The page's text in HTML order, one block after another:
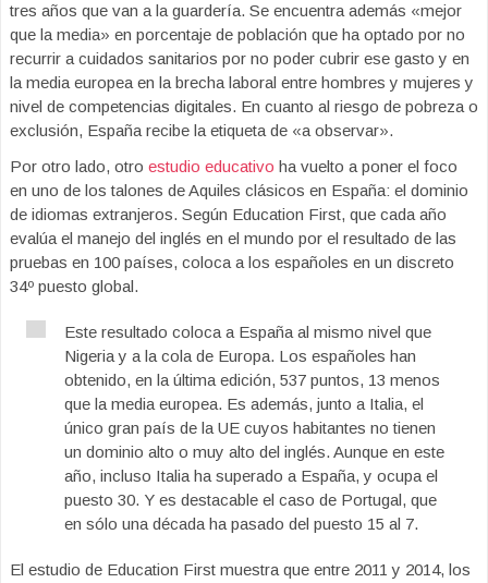
tres años que van a la guardería. Se encuentra además «mejor
que la media» en porcentaje de población que ha optado por no
recurrir a cuidados sanitarios por no poder cubrir ese gasto y en
la media europea en la brecha laboral entre hombres y mujeres y
nivel de competencias digitales. En cuanto al riesgo de pobreza o
exclusión, España recibe la etiqueta de «a observar».
Por otro lado, otro estudio educativo ha vuelto a poner el foco
en uno de los talones de Aquiles clásicos en España: el dominio
de idiomas extranjeros. Según Education First, que cada año
evalúa el manejo del inglés en el mundo por el resultado de las
pruebas en 100 países, coloca a los españoles en un discreto
34º puesto global.
Este resultado coloca a España al mismo nivel que
Nigeria y a la cola de Europa. Los españoles han
obtenido, en la última edición, 537 puntos, 13 menos
que la media europea. Es además, junto a Italia, el
único gran país de la UE cuyos habitantes no tienen
un dominio alto o muy alto del inglés. Aunque en este
año, incluso Italia ha superado a España, y ocupa el
puesto 30. Y es destacable el caso de Portugal, que
en sólo una década ha pasado del puesto 15 al 7.
El estudio de Education First muestra que entre 2011 y 2014, los